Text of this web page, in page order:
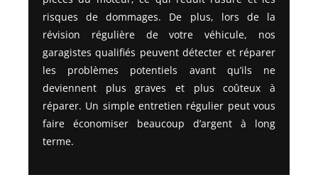
risques de dommages. De plus, lors de la
révision régulière de votre véhicule, nos
garagistes qualifiés peuvent détecter et réparer
les problèmes potentiels avant qu’ils ne
deviennent plus graves et plus coûteux à
réparer. Un simple entretien régulier peut vous
faire économiser beaucoup d’argent à long
terme.